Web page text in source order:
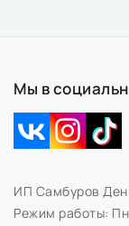
Мы в
ИП Самбуров
Режим работы: